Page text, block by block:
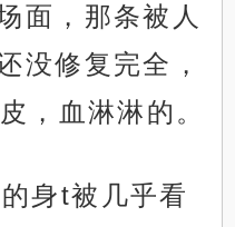
面，那条被人
没修复完全，
，血淋淋的。
身t被几乎看